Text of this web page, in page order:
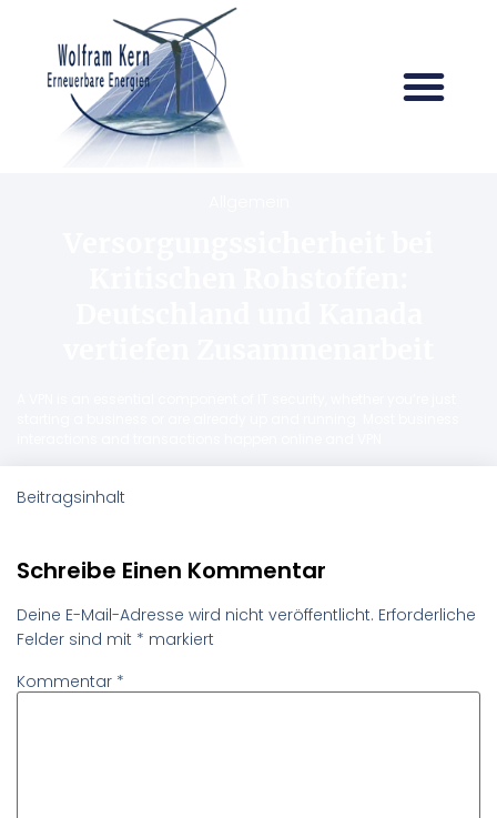
Beitragsinhalt
Schreibe Einen Kommentar
Deine E-Mail-Adresse wird nicht veröffentlicht. Erforderliche
Felder sind mit * markiert
Kommentar *